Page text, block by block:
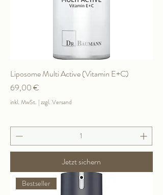
Liposome Multi Active (Vitamin E+C)
Preis
69,00 €
inkl. MwSt. |zzgl. Versand
Jetzt sichern
Bestseller